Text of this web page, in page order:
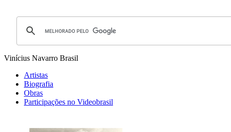
Vinícius Navarro Brasil
Artistas
Biografia
Obras
Participações no Videobrasil